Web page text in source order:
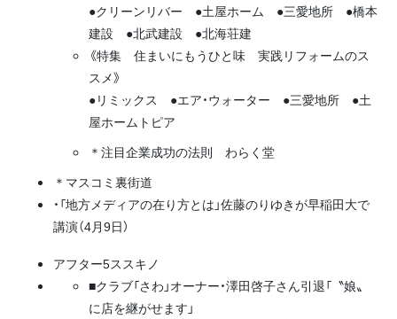
●クリーンリバー ●土屋ホーム ●三愛地所 ●橋本
建設 ●北武建設 ●北海荘建
《特集 住まいにもうひと味 実践リフォームのス
スメ》
●リミックス ●エア・ウォーター ●三愛地所 ●土
屋ホームトピア
＊注目企業成功の法則
わらく堂
＊マスコミ裏街道
・「地方メディアの在り方とは」佐藤のりゆきが早稲田大で
講演（4月9日）
アフター5ススキノ
■クラブ「さわ」オーナー・澤田啓子さん引退「〝娘〟
に店を継がせます」